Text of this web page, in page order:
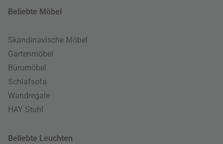
Beliebte Möbel
Skandinavische Möbel
Gartenmöbel
Büromöbel
Schlafsofa
Wandregale
HAY Stuhl
Beliebte Leuchten